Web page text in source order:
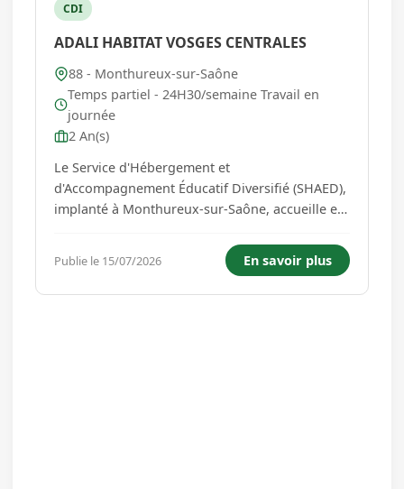
CDI
ADALI HABITAT VOSGES CENTRALES
88 - Monthureux-sur-Saône
Temps partiel - 24H30/semaine Travail en
journée
2 An(s)
Le Service d'Hébergement et
d'Accompagnement Éducatif Diversifié (SHAED),
implanté à Monthureux-sur-Saône, accueille et
(MNA) à travers trois dispositifs : * La mise à
l'abri des jeunes se déclarant MNA ; * L'accueil
des jeunes confiés de moins de...
Publie le 15/07/2026 En savoir plus